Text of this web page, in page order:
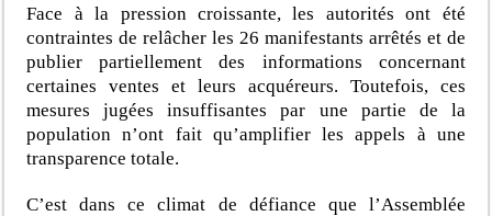
Face à la pression croissante, les autorités ont été
contraintes de relâcher les 26 manifestants arrêtés et de
publier partiellement des informations concernant
certaines ventes et leurs acquéreurs. Toutefois, ces
mesures jugées insuffisantes par une partie de la
population n’ont fait qu’amplifier les appels à une
transparence totale.
C’est dans ce climat de défiance que l’Assemblée